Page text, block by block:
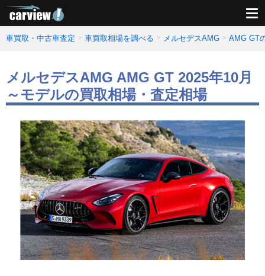
車買取・中古車査定 車買取相場を調べる メルセデスAMG AMG GT
メルセデスAMG AMG GT 2025年10月
～モデルの買取相場・査定相場